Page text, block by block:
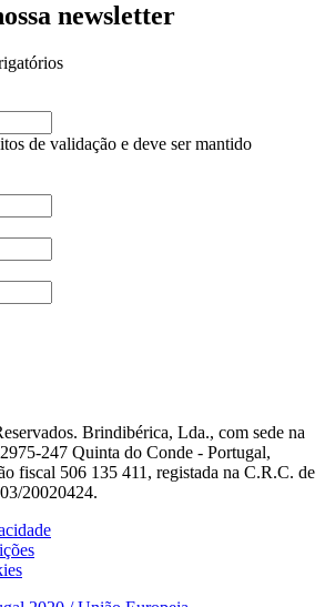
newsletter
de validação e deve ser mantido
Brindibérica, Lda., com sede na
247 Quinta do Conde - Portugal,
fiscal 506 135 411, registada na C.R.C. de
20020424.